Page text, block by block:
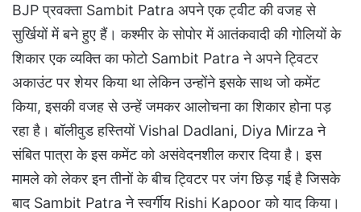
BJP प्रवक्ता Sambit Patra अपने एक ट्वीट की वजह से
सुर्खियों में बने हुए हैं। कश्मीर के सोपोर में आतंकवादी की गोलियों के
शिकार एक व्यक्ति का फोटो Sambit Patra ने अपने ट्विटर
अकाउंट पर शेयर किया था लेकिन उन्होंने इसके साथ जो कमेंट
किया, इसकी वजह से उन्हें जमकर आलोचना का शिकार होना पड़
रहा है। बॉलीवुड हस्तियों Vishal Dadlani, Diya Mirza ने
संबित पात्रा के इस कमेंट को असंवेदनशील करार दिया है। इस
मामले को लेकर इन तीनों के बीच ट्विटर पर जंग छिड़ गई है जिसके
बाद Sambit Patra ने स्वर्गीय Rishi Kapoor को याद किया।